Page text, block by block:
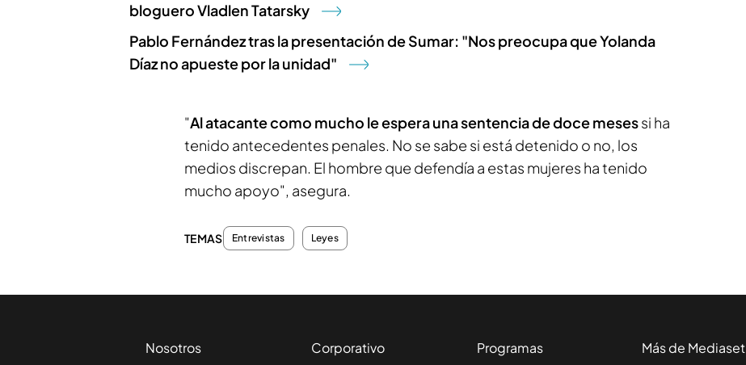
bloguero Vladlen Tatarsky
Pablo Fernández tras la presentación de Sumar: "Nos preocupa que Yolanda
Díaz no apueste por la unidad"
"Al atacante como mucho le espera una sentencia de doce mesessi ha
tenido antecedentes penales. No se sabe si está detenido o no, los
medios discrepan. El hombre que defendía a estas mujeres ha tenido
mucho apoyo", asegura.
TEMAS Entrevistas Leyes
Nosotros Corporativo Programas Más de Mediaset